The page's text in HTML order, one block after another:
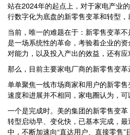
站在2024年的起点上，对于家电产业
行数字化为底盘的新零售变革和转型，
当前，唯一的难题在于：新零售变革
是一场系统性的革命，考验着企业的
对能力，以及投入产出的效益，还有应
那么，目前主要家电厂商的新零售变革
单单聚焦一线市场商家和用户的新零
速度和进展并不相同，家电圈认为，可
一个是完成时。美的集团的新零售变
转型启动早、变化快，已基本完成，
中，不断加速向“直达用户、直接零售